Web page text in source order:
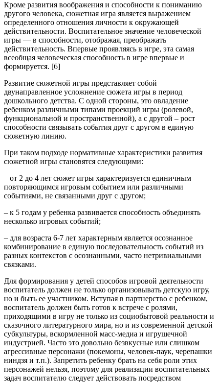
Кроме развития воображения и способности к пониманию
другого человека, сюжетная игра является выражением
определенного отношения личности к окружающей
действительности. Воспитательное значение человеческой
игры — в способности, отображая, преображать
действительность. Впервые проявляясь в игре, эта самая
всеобщая человеческая способность в игре впервые и
формируется. [6]
Развитие сюжетной игры представляет собой
двунаправленное усложнение сюжета игры в период
дошкольного детства. С одной стороны, это овладение
ребенком различными типами проекций игры (ролевой,
функциональной и пространственной), а с другой – рост
способности связывать события друг с другом в единую
сюжетную линию.
При таком подходе нормативные характеристики развития
сюжетной игры становятся следующими:
– от 2 до 4 лет сюжет игры характеризуется единичным
повторяющимся игровым событием или различными
событиями, не связанными друг с другом;
– к 5 годам у ребенка развивается способность объединять
несколько игровых событий;
– для возраста 6-7 лет характерным является осознанное
комбинирование в единую последовательность событий из
разных контекстов с осознанными, часто нетривиальными
связками.
Для формирования у детей способов игровой деятельности
воспитатель должен не только организовывать детскую игру,
но и быть ее участником. Вступая в партнерство с ребенком,
воспитатель должен быть готов к встрече с ролями,
приходящими в игру не только из социобытовой реальности и
сказочного литературного мира, но и из современной детской
субкультуры, вскормленной масс-медиа и игрушечной
индустрией. Часто это довольно безвкусные или слишком
агрессивные персонажи (покемоны, человек-паук, черепашки
ниндзя и т.п.). Запретить ребенку брать на себя роли этих
персонажей нельзя, поэтому для реализации воспитательных
задач воспитателю следует действовать посредством